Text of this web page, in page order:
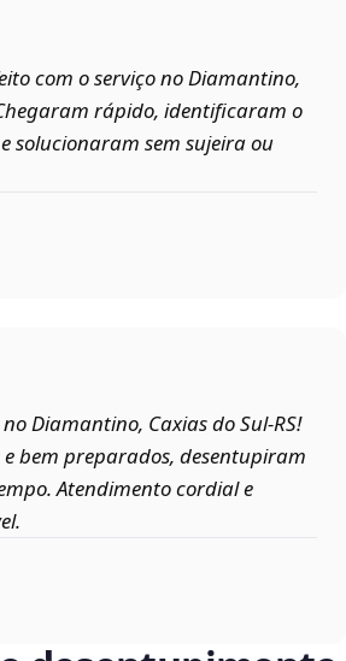
com o serviço no Diamantino,
rápido, identificaram o
solucionaram sem sujeira ou
Diamantino, Caxias do Sul‑RS!
bem preparados, desentupiram
Atendimento cordial e